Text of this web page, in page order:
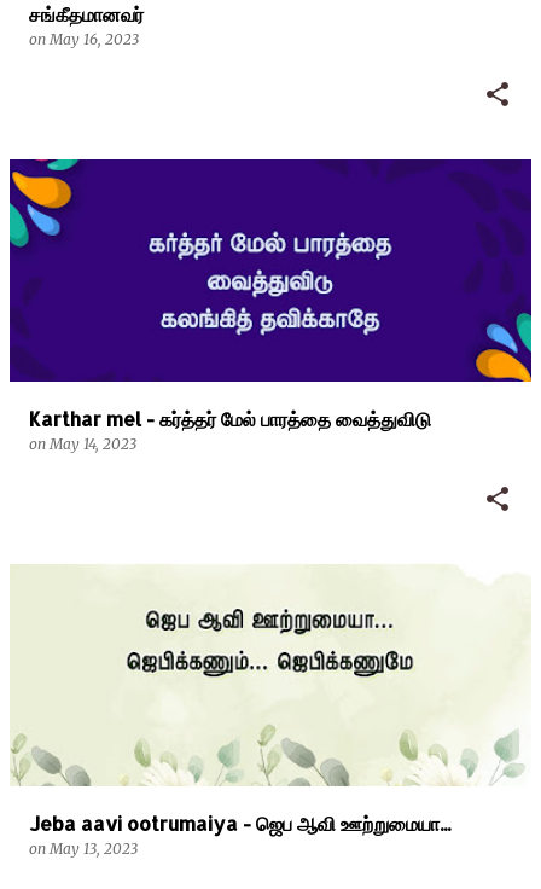
சங்கீதமானவர்
onMay 16, 2023
Karthar mel - கர்த்தர் மேல் பாரத்தை வைத்துவிடு
onMay 14, 2023
Jeba aavi ootrumaiya - ஜெப ஆவி ஊற்றுமையா...
onMay 13, 2023